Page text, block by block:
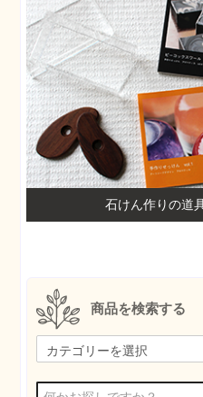
石けん作りの道
商品を検索する